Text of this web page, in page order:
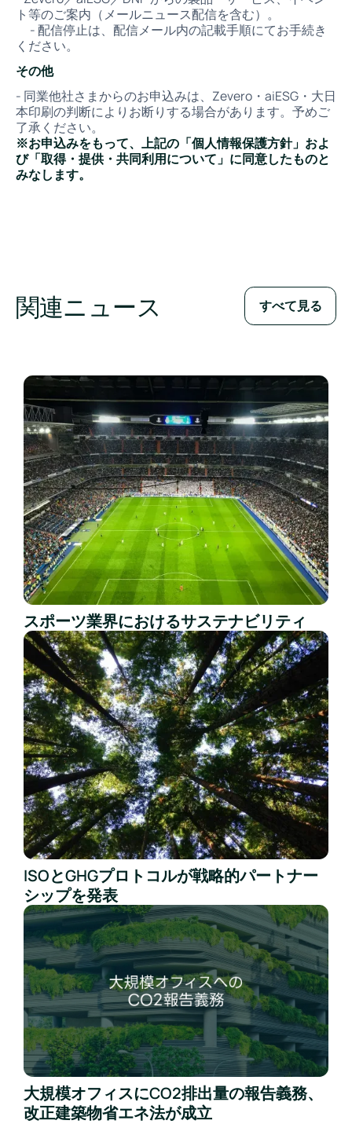
ト等のご案内（メールニュース配信を含む）。
- 配信停止は、配信メール内の記載手順にてお手続き
ください。
その他
- 同業他社さまからのお申込みは、Zevero・aiESG・大日
本印刷の判断によりお断りする場合があります。予めご
了承ください。
※お申込みをもって、上記の「個人情報保護方針」およ
び「取得・提供・共同利用について」に同意したものと
みなします。
関連ニュース すべて見る
スポーツ業界におけるサステナビリティ
ISOとGHGプロトコルが戦略的パートナー
シップを発表
大規模オフィスにCO2排出量の報告義務、
改正建築物省エネ法が成立